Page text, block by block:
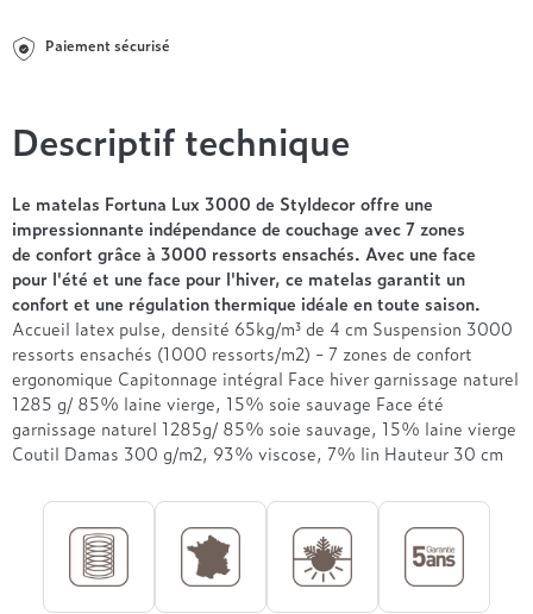
- de 1000€
Nos matelas par marque
Alpen
André Renault
Beautyrest Luxury
Epeda
Ergotherm
Grand Litier
Hotel & Lodge
Simmons
Styldecor
Tempur
Treca
+ de 1500€
Entre 1000 et 1500€
+ de 1000€
Paiement sécurisé
Descriptif technique
Le matelas Fortuna Lux 3000 de Styldecor offre une
impressionnante indépendance de couchage avec 7 zones
de confort grâce à 3000 ressorts ensachés. Avec une face
pour l'été et une face pour l'hiver, ce matelas garantit un
confort et une régulation thermique idéale en toute saison.
Accueil latex pulse, densité 65kg/m³ de 4 cm Suspension 3000
ressorts ensachés (1000 ressorts/m2) - 7 zones de confort
ergonomique Capitonnage intégral Face hiver garnissage naturel
1285 g/ 85% laine vierge, 15% soie sauvage Face été
garnissage naturel 1285g/ 85% soie sauvage, 15% laine vierge
Coutil Damas 300 g/m2, 93% viscose, 7% lin Hauteur 30 cm